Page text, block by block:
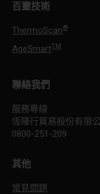
百靈技術
ThermoScan®
AgeSmartTM
聯絡我們
服務專線
恆隆行貿易股份有限
0800-251-209
其他
常見問題